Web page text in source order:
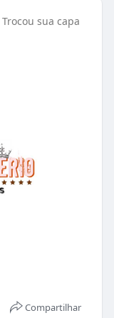
Trocou sua capa
Compartilhar